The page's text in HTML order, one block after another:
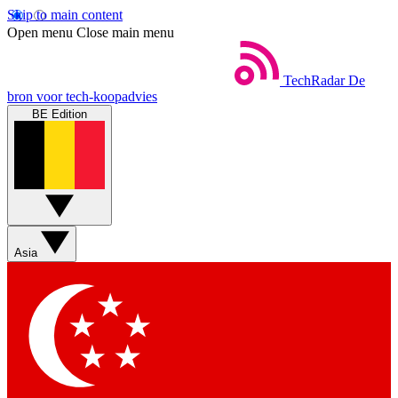
Skip to main content
Open menu Close main menu
TechRadar De
bron voor tech-koopadvies
BE Edition
Asia